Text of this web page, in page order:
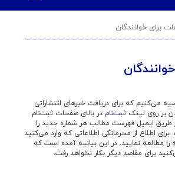
برای خوانندگان
می‌کنیم که برای دریافت خبرهای انتشاراتی
بر روی لینک ثبت‌نام در بالای صفحات ثبت‌نام
طریق ایمیل فهرست مطالب هر شماره جدید را
اطلاع از محرمانگی اطلاعاتی که وارد می‌کنید
را مطالعه نمایید. در این بیانیه آمده است که
برای مقاصد دیگر بکار نخواهد رفت.